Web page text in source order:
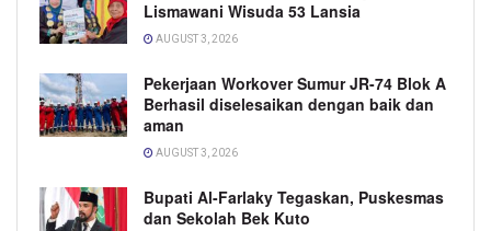
Lismawani Wisuda 53 Lansia
AUGUST 3, 2026
Pekerjaan Workover Sumur JR-74 Blok A
Berhasil diselesaikan dengan baik dan
aman
AUGUST 3, 2026
Bupati Al-Farlaky Tegaskan, Puskesmas
dan Sekolah Bek Kuto